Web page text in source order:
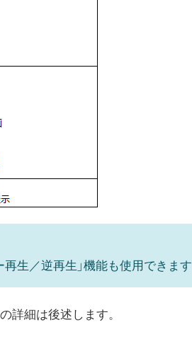
再生／逆再生」機能も使用できます
詳細は後述します。